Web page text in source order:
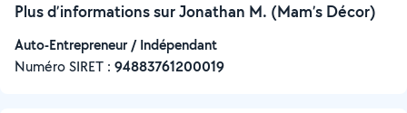
Plus d’informations sur Jonathan M. (Mam’s Décor)
Auto-Entrepreneur / Indépendant
Numéro SIRET : ‍94883761200019